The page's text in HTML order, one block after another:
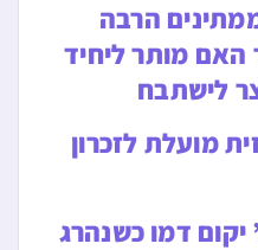
הרבה
האם מותר ליחיד
לישתבח
מועלת לזכרון
יקום דמו כשנהרג